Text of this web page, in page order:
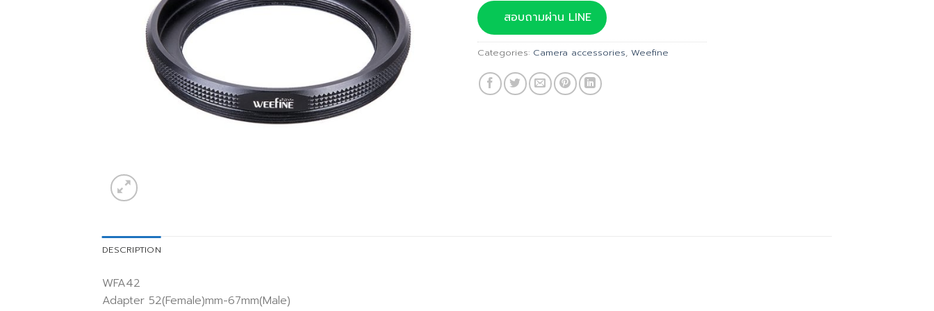
was:
฿700.00.
สอบถามผ่าน LINE
Categories: Camera accessories, Weefine
DESCRIPTION
WFA42
Adapter 52(Female)mm-67mm(Male)